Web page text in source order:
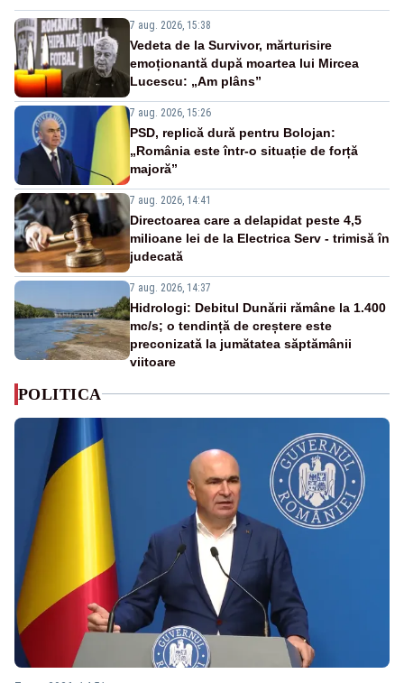
7 aug. 2026, 15:38
Vedeta de la Survivor, mărturisire
emoționantă după moartea lui Mircea
Lucescu: „Am plâns”
7 aug. 2026, 15:26
PSD, replică dură pentru Bolojan:
„România este într-o situație de forță
majoră”
7 aug. 2026, 14:41
Directoarea care a delapidat peste 4,5
milioane lei de la Electrica Serv - trimisă în
judecată
7 aug. 2026, 14:37
Hidrologi: Debitul Dunării rămâne la 1.400
mc/s; o tendință de creștere este
preconizată la jumătatea săptămânii
viitoare
POLITICA